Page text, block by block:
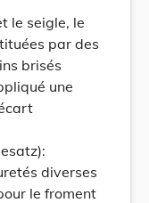
le seigle, le
par des
brisés
une
diverses
le froment